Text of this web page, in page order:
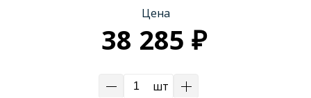
Трапы для душевых
Цена
38 285 ₽
шт